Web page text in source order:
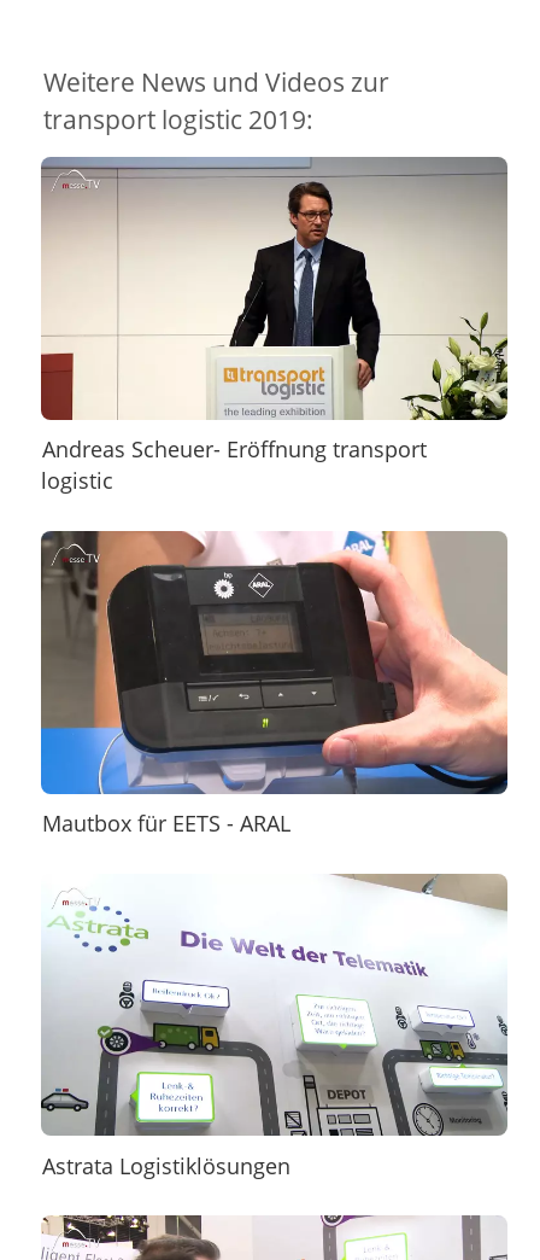
Weitere News und Videos zur
transport logistic 2019:
Andreas Scheuer- Eröffnung transport
logistic
Mautbox für EETS - ARAL
Astrata Logistiklösungen